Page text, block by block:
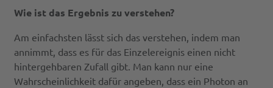
Wie ist das Ergebnis zu verstehen?
Am einfachsten lässt sich das verstehen, indem man
annimmt, dass es für das Einzelereignis einen nicht
hintergehbaren Zufall gibt. Man kann nur eine
Wahrscheinlichkeit dafür angeben, dass ein Photon an